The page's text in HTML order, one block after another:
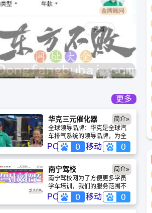
更多
华克三元催化器
全球领导品牌：华克是全球汽
车排气系统的领导品牌，为全
球新车配套和售后市场提供产
品和服务。华克始创于1888年
的美国，是拥有有124年发展历
史的全球品牌。华克隶属于美
国天纳克公司旗下，天纳克排
气系统工厂遍布全球，在中国
就有19家和1家研发中心。
PC 移动
简介»
南宁驾校
南宁驾校网为了方便更多学员
学车培训，我们的服务范围不
断扩大，江南区，西乡塘区，
兴宁区，良庆区，邕宁区，青
秀区，武鸣区，都有我们的合
PC 移动
简介»